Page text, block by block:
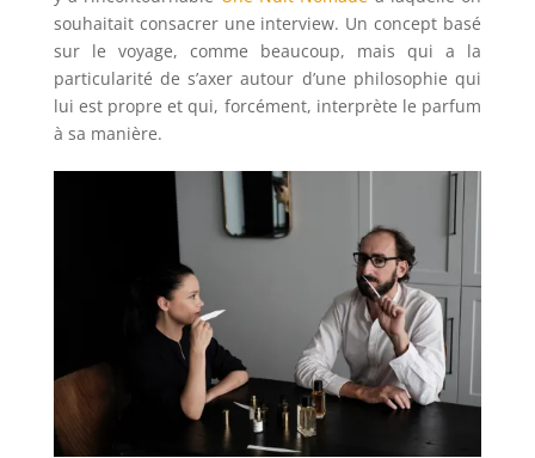
souhaitait consacrer une interview. Un concept basé
sur le voyage, comme beaucoup, mais qui a la
particularité de s’axer autour d’une philosophie qui
lui est propre et qui, forcément, interprète le parfum
à sa manière.